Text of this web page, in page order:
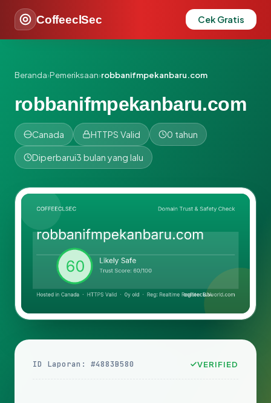
CoffeeclSec Cek Gratis
Beranda›Pemeriksaan›robbanifmpekanbaru.com
robbanifmpekanbaru.com
Canada HTTPS Valid 0 tahun
Diperbarui3 bulan yang lalu
ID Laporan: #4883B580 VERIFIED